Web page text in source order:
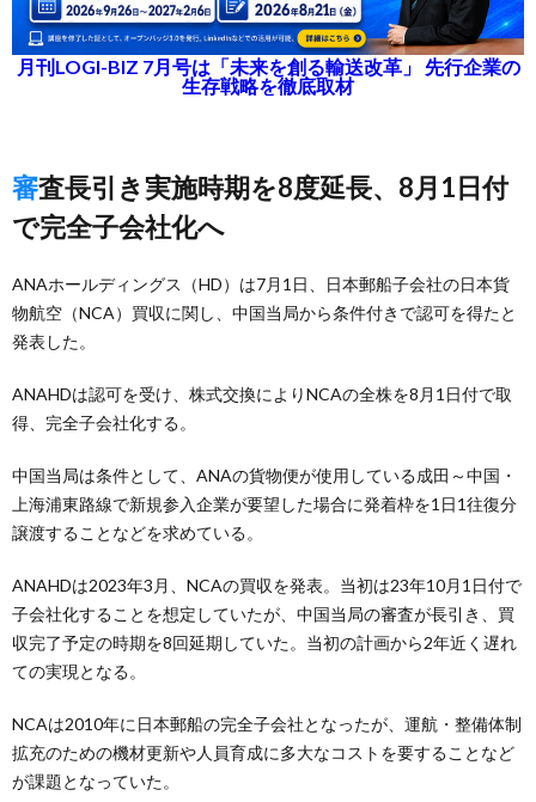
月刊LOGI-BIZ 7月号は「未来を創る輸送改革」 先行企業の
生存戦略を徹底取材
審査長引き実施時期を8度延長、8月1日付
で完全子会社化へ
ANAホールディングス（HD）は7月1日、日本郵船子会社の日本貨
物航空（NCA）買収に関し、中国当局から条件付きで認可を得たと
発表した。
ANAHDは認可を受け、株式交換によりNCAの全株を8月1日付で取
得、完全子会社化する。
中国当局は条件として、ANAの貨物便が使用している成田～中国・
上海浦東路線で新規参入企業が要望した場合に発着枠を1日1往復分
譲渡することなどを求めている。
ANAHDは2023年3月、NCAの買収を発表。当初は23年10月1日付で
子会社化することを想定していたが、中国当局の審査が長引き、買
収完了予定の時期を8回延期していた。当初の計画から2年近く遅れ
ての実現となる。
NCAは2010年に日本郵船の完全子会社となったが、運航・整備体制
拡充のための機材更新や人員育成に多大なコストを要することなど
が課題となっていた。